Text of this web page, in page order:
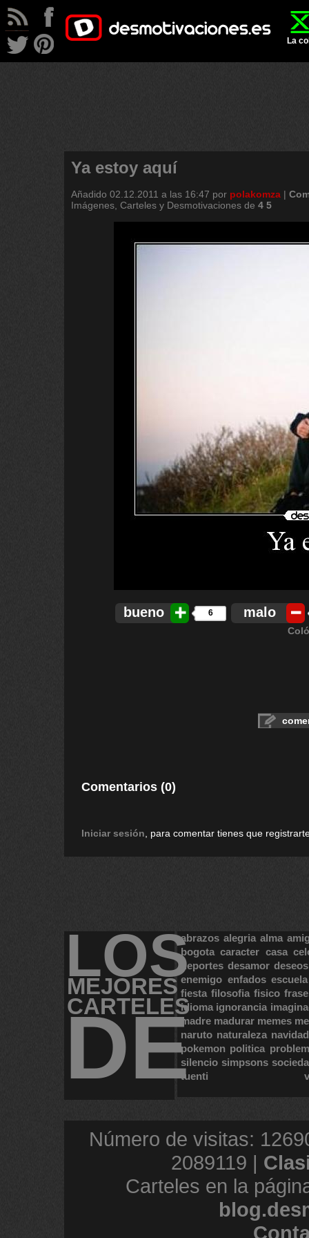
La
Ya estoy aquí
Añadido 02.12.2011 a las 16:47 por polakomza |
Imágenes, Carteles y Desmotivaciones de 4 5
bueno 6 malo
Comentarios (0)
Iniciar sesión , para comentar tienes que
LOS
MEJORES
CARTELES
DE
abrazos alegria alma
bogota caracter casa
deportes desamor deseos
enemigo enfados escuela
fiesta filosofia fisico
idioma ignorancia
madre madurar memes
naruto naturaleza navidad
pokemon politica
silencio simpsons
tuenti
Número de visitas:
2089119 |
Carteles en la